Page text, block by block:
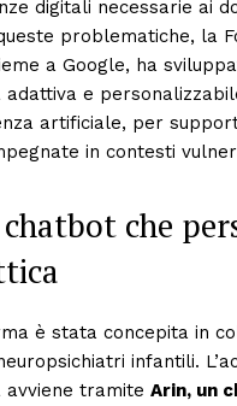
digitali necessarie ai
problematiche, la
a Google, ha
e
artificiale, per
in contesti
che
è stata concepita in
infantili.
tramite Arin, un